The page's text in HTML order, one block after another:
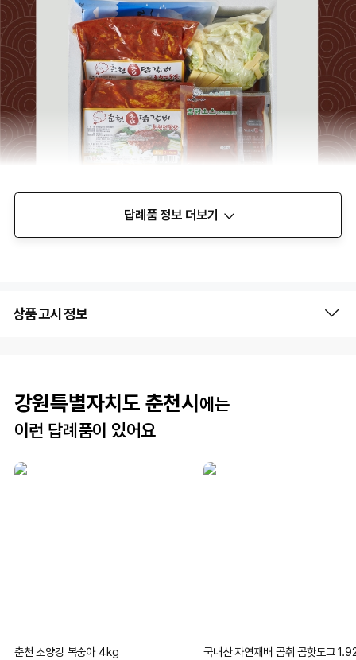
답례품 정보 더보기
상품 고시 정보
강원특별자치도 춘천시 에는
이런 답례품이 있어요
춘천 소양강 복숭아 4kg
국내산 자연재배 곰취 곰핫도그